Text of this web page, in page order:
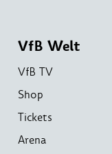
VfB Welt
VfB TV
Shop
Tickets
Arena